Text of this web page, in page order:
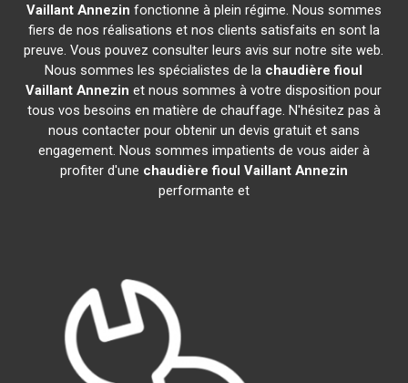
Vaillant Annezin fonctionne à plein régime. Nous sommes
fiers de nos réalisations et nos clients satisfaits en sont la
preuve. Vous pouvez consulter leurs avis sur notre site web.
Nous sommes les spécialistes de la chaudière fioul
Vaillant Annezin et nous sommes à votre disposition pour
tous vos besoins en matière de chauffage. N'hésitez pas à
nous contacter pour obtenir un devis gratuit et sans
engagement. Nous sommes impatients de vous aider à
profiter d'une chaudière fioul Vaillant Annezin
performante et